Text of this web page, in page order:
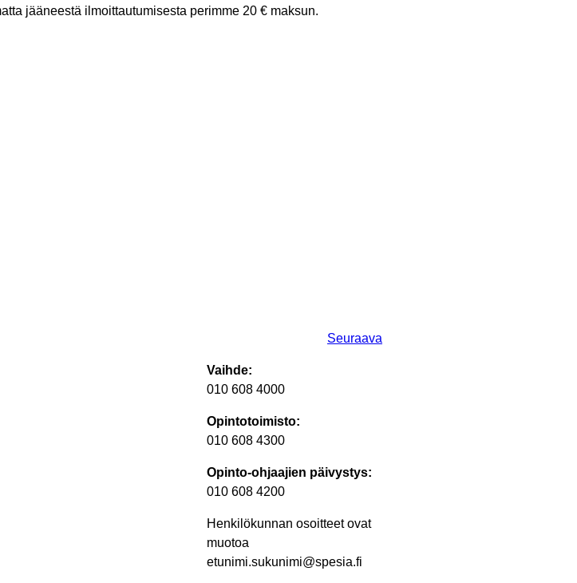
jääneestä ilmoittautumisesta perimme 20 € maksun.
välilehteen
Seuraava
Vaihde:
010 608 4000
Opintotoimisto:
010 608 4300
Opinto-ohjaajien päivystys:
010 608 4200
Henkilökunnan osoitteet ovat
muotoa
etunimi.sukunimi@spesia.fi